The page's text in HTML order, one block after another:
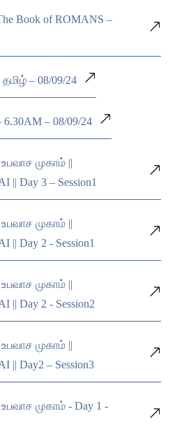
Book of ROMANS –
– 08/09/24
6.30AM – 08/09/24
உபவாச முகாம் ||
|| Day 3 – Session1
உபவாச முகாம் ||
|| Day 2 - Session1
உபவாச முகாம் ||
|| Day 2 - Session2
உபவாச முகாம் ||
|| Day2 – Session3
உபவாச முகாம் - Day 1 -